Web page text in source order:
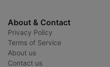
About & Contact
Privacy Policy
Terms of Service
About us
Contact us